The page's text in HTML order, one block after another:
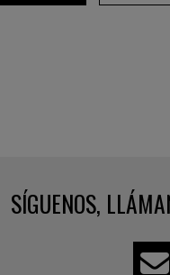
SÍGUENOS,